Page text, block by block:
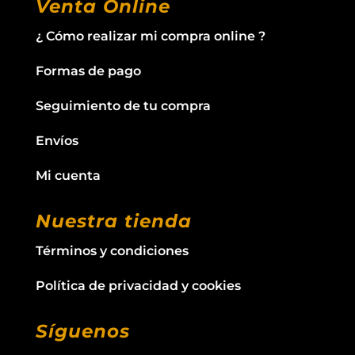
Venta Online
¿ Cómo realizar mi compra online ?
Formas de pago
Seguimiento de tu compra
Envíos
Mi cuenta
Nuestra tienda
Términos y condiciones
Política de privacidad y cookies
Síguenos